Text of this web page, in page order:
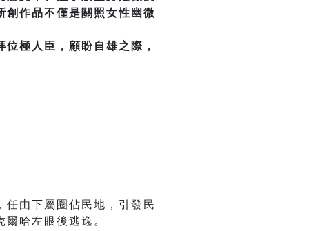
創作品不僅是關照女性幽微
極人臣，顧盼自雄之際，
由下屬圈佔民地，引發民
哈左眼後逃逸。